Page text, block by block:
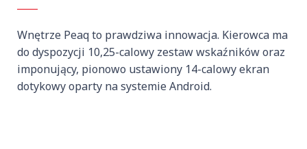
Wnętrze Peaq to prawdziwa innowacja. Kierowca ma
do dyspozycji 10,25-calowy zestaw wskaźników oraz
imponujący, pionowo ustawiony 14-calowy ekran
dotykowy oparty na systemie Android.